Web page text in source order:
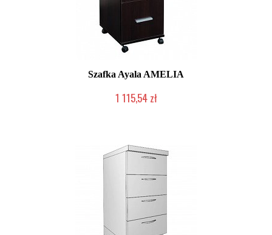
Szafka Ayala AMELIA
1 115,54 zł